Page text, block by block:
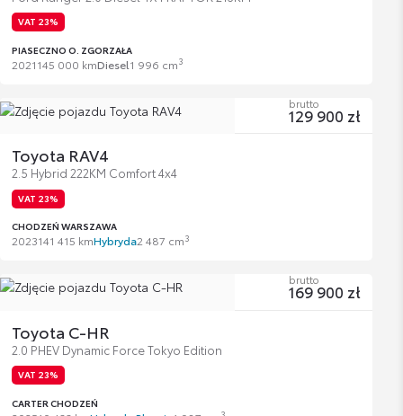
VAT 23%
PIASECZNO O. ZGORZAŁA
2021145 000 kmDiesel1 996 cm3
Toyota RAV4
2.5 Hybrid 222KM Comfort 4x4
VAT 23%
CHODZEŃ WARSZAWA
2023141 415 kmHybryda2 487 cm3
brutto
129 900 zł
Toyota C-HR
2.0 PHEV Dynamic Force Tokyo Edition
VAT 23%
CARTER CHODZEŃ
brutto
169 900 zł